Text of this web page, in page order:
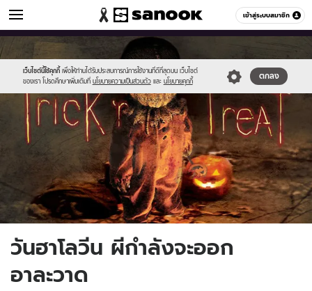
เข้าสู่ระบบสมาชิก
ดูดวง หมวดอื่นๆ
เว็บไซต์นี้ใช้คุกกี้ เพื่อให้ท่านได้รับประสบการณ์การใช้งานที่ดีที่สุดบน เว็บไซต์
ของเรา โปรดศึกษาเพิ่มเติมที่ นโยบายความเป็นส่วนตัว และ นโยบายคุกกี้
ตกลง
Sanook
//s.isanook.com/sr/0/images/logo-
new-
sanook.png
600
60
//s.isanook.com/ho/0/ud/14/72281/hm.jpg
วันฮาโลวีน ผีกำลังจะออก
อาละวาด